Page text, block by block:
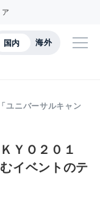
国内 海外
「ユニバーサルキャン
ＹＯ２０１
イベントのテ